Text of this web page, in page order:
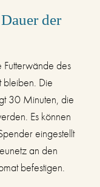
der
des
bleiben. Die
30 Minuten, die
Es können
eingestellt
an den
befestigen.